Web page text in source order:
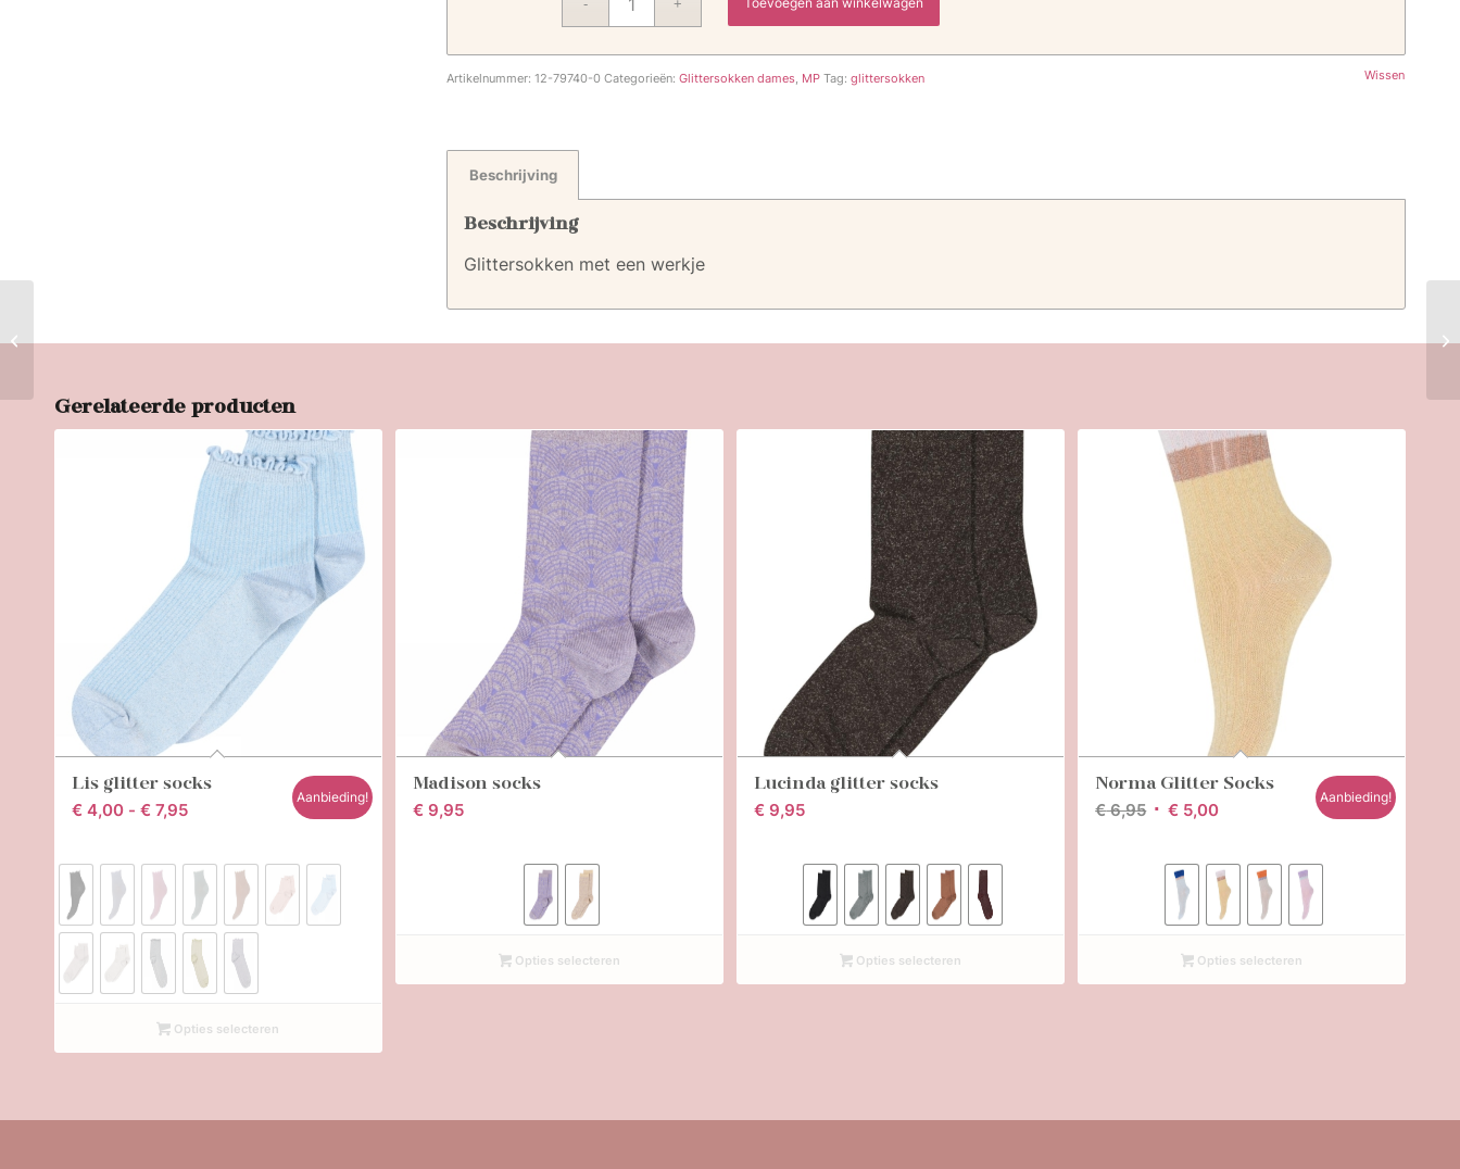
Wissen
Artikelnummer: 12-79740-0 Categorieën: Glittersokken dames, MP Tag: glittersokken
Beschrijving
Beschrijving
Glittersokken met een werkje
Gerelateerde producten
Lis glitter socks
€ 4,00 - € 7,95Prijsklasse:
tot
€ 7,95
Aanbieding!
Opties selecteren
Madison socks
€ 9,95
Opties selecteren
Lucinda glitter socks
€ 9,95
Opties selecteren
Norma Glitter Socks
€6,95 Oorspronkelijke
was:
€ 6,95.
€ 5,00Huidige
is:
€ 5,00.
Aanbieding!
Opties selecteren